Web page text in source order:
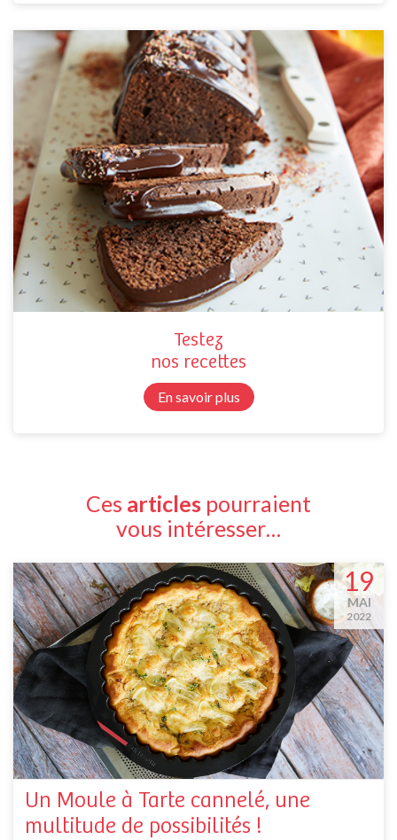
Testez
nos recettes
En savoir plus
Ces articles pourraient
vous intéresser…
19
MAI
2022
Un Moule à Tarte cannelé, une
multitude de possibilités !